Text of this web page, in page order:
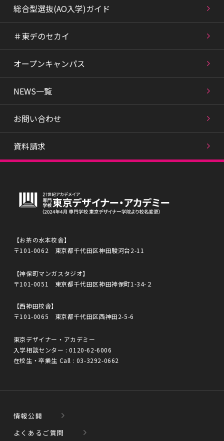
総合型選抜(AO入学)ガイド
＃東デのセカイ
オープンキャンパス
NEWS一覧
お問い合わせ
資料請求
【お茶の水本校舎】
〒101-0062 東京都千代田区神田駿河台2-11
【神保町マンガスタジオ】
〒101-0051 東京都千代田区神田神保町1-34-２
【西神田校舎】
〒101-0065 東京都千代田区西神田2-5-6
東京デザイナー・アカデミー
入学相談センター :0120-62-6006
在校生・卒業生 Call : 03-3292-0662
情報公開
よくあるご質問